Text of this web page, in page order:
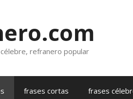
refranero popular
frases cortas frases